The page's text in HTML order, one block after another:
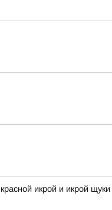
икрой и икрой